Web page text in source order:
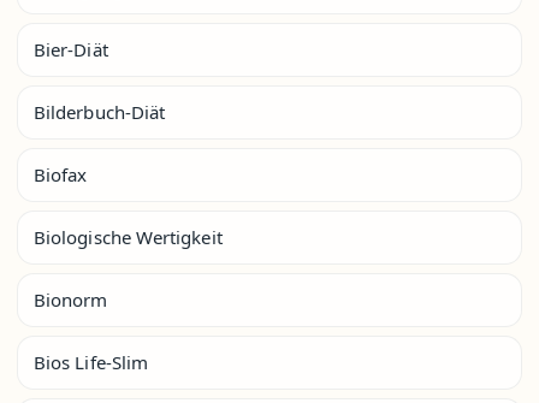
Bier-Diät
Bilderbuch-Diät
Biofax
Biologische Wertigkeit
Bionorm
Bios Life-Slim